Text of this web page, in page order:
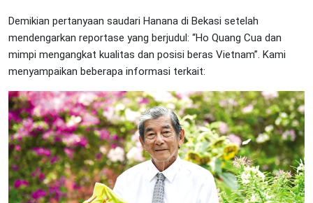
Demikian pertanyaan saudari Hanana di Bekasi setelah
mendengarkan reportase yang berjudul: “Ho Quang Cua dan
mimpi mengangkat kualitas dan posisi beras Vietnam”. Kami
menyampaikan beberapa informasi terkait: